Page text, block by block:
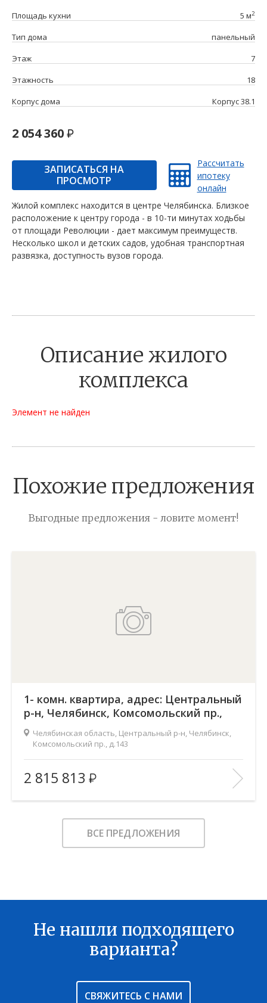
Площадь кухни 5 м2
Тип дома
панельный
Этаж
7
Этажность
18
Корпус дома
Корпус 38.1
2 054 360
ЗАПИСАТЬСЯ НА
ПРОСМОТР
Рассчитать
ипотеку
онлайн
Жилой комплекс находится в центре Челябинска. Близкое
расположение к центру города - в 10-ти минутах ходьбы
от площади Революции - дает максимум преимуществ.
Несколько школ и детских садов, удобная транспортная
развязка, доступность вузов города.
Описание жилого
комплекса
Элемент не найден
Похожие предложения
Выгодные предложения - ловите момент!
1- комн. квартира, адрес: Центральный
р-н, Челябинск, Комсомольский пр.,
д.143Челябинская область, Центральный р-н, Челябинск,
Комсомольский пр., д.143
Жилой комплекс:
Ньютон
Количество комнат:
1
Общая площадь:
37.7 м
В ИЗБРАННОЕ
2 815 813
ВСЕ ПРЕДЛОЖЕНИЯ
Не нашли подходящего
варианта?
СВЯЖИТЕСЬ С НАМИ